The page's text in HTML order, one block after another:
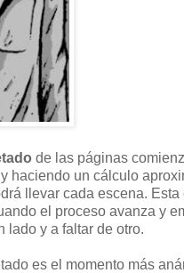
de las páginas
haciendo un cálculo
llevar cada escena. Esta
el proceso avanza y
lado y a faltar de otro.
es el momento más